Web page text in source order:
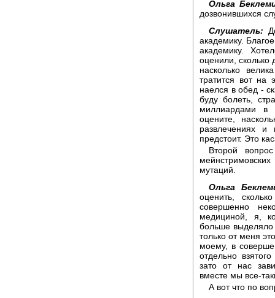
Ольга
дозвонившихся
Слушатель:
академику.
академику.
оценили, сколько
насколько
тратится вот на
наелся в обед -
буду болеть,
миллиардами в
оцените,
развлечениях
предстоит. Это
Второй
мутаций.
Ольга
оценить,
совершенно
медициной, я,
больше
только от меня
моему, в
отдельно
зато от нас
вместе мы все-
А вот что по